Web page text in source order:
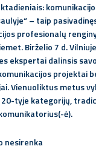
– taip
profesionalų
Birželio 7 d. Vilniuje
ekspertai dalinsis
projektai
Vienuoliktus metus
tyje kategorijų,
ė).
nesirenka